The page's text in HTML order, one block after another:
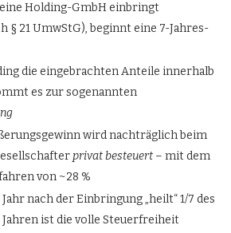
Holding-GmbH einbringt
§ 21 UmwStG), beginnt eine 7-Jahres-
die eingebrachten Anteile innerhalb
es zur sogenannten
wird nachträglich beim
privat besteuert – mit dem
von ~28 %
nach der Einbringung „heilt“ 1/7 des
ist die volle Steuerfreiheit